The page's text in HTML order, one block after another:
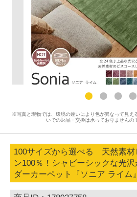
※写真と現物では、環境の違いにより色が異なって見え
いでの返品・交換は承っておりませんの
100サイズから選べる 天然素材
ン100％！シャビーシックな光
ダーカーペット『ソニア ライム』